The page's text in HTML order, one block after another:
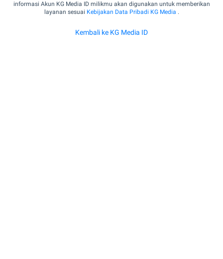
informasi Akun KG Media ID milikmu akan digunakan untuk memberikan
layanan sesuai Kebijakan Data Pribadi KG Media .
Kembali ke KG Media ID